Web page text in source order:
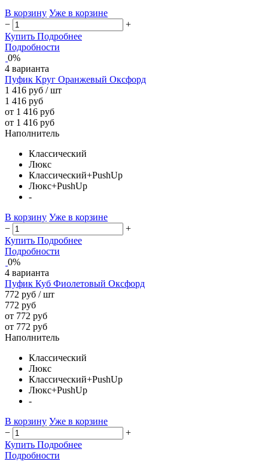
В корзину Уже в корзине
−
+
Купить Подробнее
Подробности
0%
4 варианта
Пуфик Круг Оранжевый Оксфорд
1 416 руб / шт
1 416 руб
от 1 416 руб
от 1 416 руб
Наполнитель
Классический
Люкс
Классический+PushUp
Люкс+PushUp
-
В корзину Уже в корзине
−
+
Купить Подробнее
Подробности
0%
4 варианта
Пуфик Куб Фиолетовый Оксфорд
772 руб / шт
772 руб
от 772 руб
от 772 руб
Наполнитель
Классический
Люкс
Классический+PushUp
Люкс+PushUp
-
В корзину Уже в корзине
−
+
Купить Подробнее
Подробности